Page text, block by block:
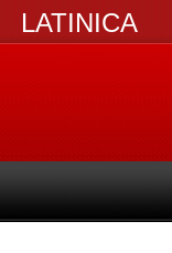
LATINICA